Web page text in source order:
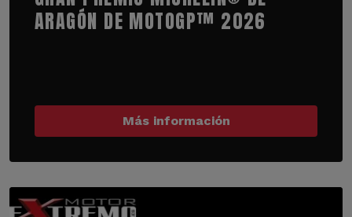
ARAGÓN DE MOTOGP™ 2026
Más información